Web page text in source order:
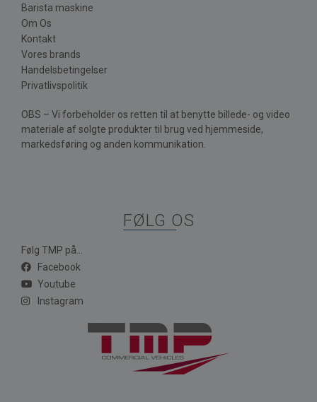
Barista maskine
Om Os
Kontakt
Vores brands
Handelsbetingelser
Privatlivspolitik
OBS – Vi forbeholder os retten til at benytte billede- og video
materiale af solgte produkter til brug ved hjemmeside,
markedsføring og anden kommunikation.
FØLG OS
Følg TMP på...
Facebook
Youtube
Instagram